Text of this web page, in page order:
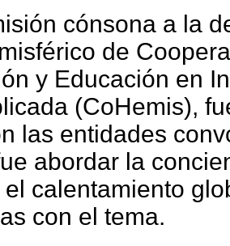
cónsona a la
de
y Educación en
(CoHemis),
las entidades
abordar la
calentamiento
con el tema.